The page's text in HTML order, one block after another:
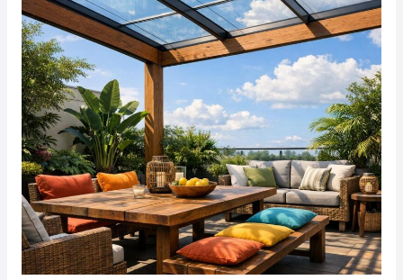
Stil
und
Komfort
in
den
Sommer